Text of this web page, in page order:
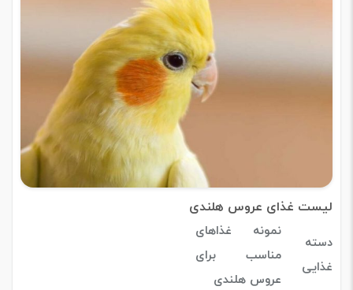
لیست غذای عروس هلندی
دسته
غذایی
نمونه غذاهای
مناسب برای
عروس هلندی